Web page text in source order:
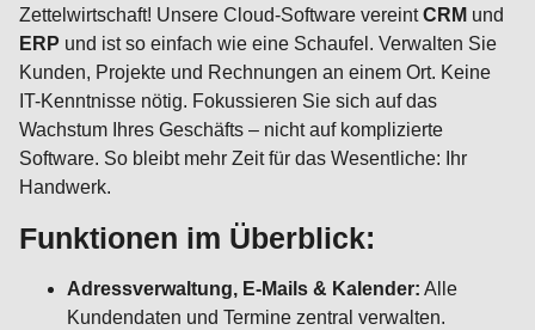
Zettelwirtschaft! Unsere Cloud-Software vereintCRM und
ERP und ist so einfach wie eine Schaufel. Verwalten Sie
Kunden, Projekte und Rechnungen an einem Ort. Keine
IT-Kenntnisse nötig. Fokussieren Sie sich auf das
Wachstum Ihres Geschäfts – nicht auf komplizierte
Software. So bleibt mehr Zeit für das Wesentliche: Ihr
Handwerk.
Funktionen im Überblick:
Adressverwaltung, E-Mails & Kalender: Alle
Kundendaten und Termine zentral verwalten.